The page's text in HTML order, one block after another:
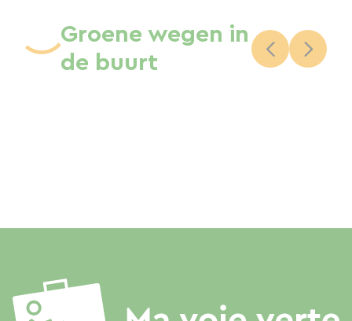
Groene wegen in
de buurt